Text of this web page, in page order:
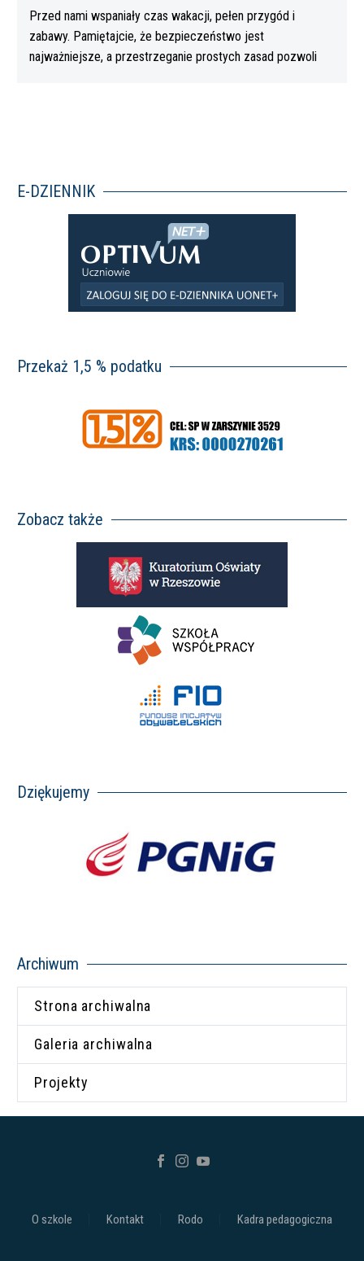
Przed nami wspaniały czas wakacji, pełen przygód i
zabawy. Pamiętajcie, że bezpieczeństwo jest
najważniejsze, a przestrzeganie prostych zasad pozwoli
E-DZIENNIK
Przekaż 1,5 % podatku
Zobacz także
Dziękujemy
Archiwum
Strona archiwalna
Galeria archiwalna
Projekty
O szkole Kontakt Rodo Kadra pedagogiczna